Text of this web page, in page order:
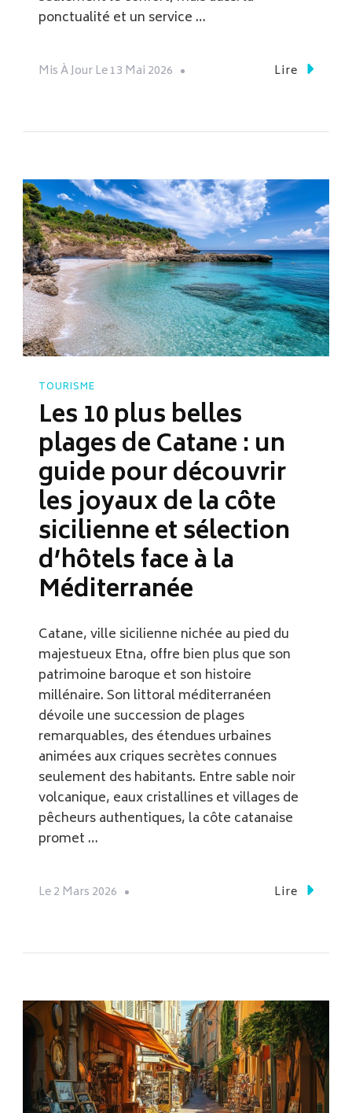
ponctualité et un service …
Mis À Jour Le13 Mai 2026 Lire
TOURISME
Les 10 plus belles
plages de Catane : un
guide pour découvrir
les joyaux de la côte
sicilienne et sélection
d’hôtels face à la
Méditerranée
Catane, ville sicilienne nichée au pied du
majestueux Etna, offre bien plus que son
patrimoine baroque et son histoire
millénaire. Son littoral méditerranéen
dévoile une succession de plages
remarquables, des étendues urbaines
animées aux criques secrètes connues
seulement des habitants. Entre sable noir
volcanique, eaux cristallines et villages de
pêcheurs authentiques, la côte catanaise
promet …
Le2 Mars 2026 Lire